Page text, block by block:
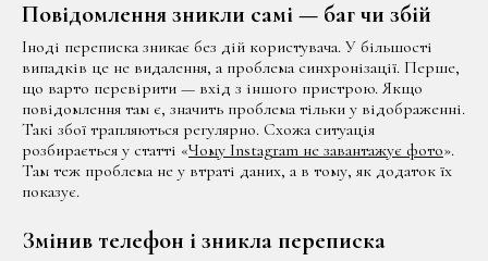
Повідомлення зникли самі — баг чи збій
Іноді переписка зникає без дій користувача. У більшості
випадків це не видалення, а проблема синхронізації. Перше,
що варто перевірити — вхід з іншого пристрою. Якщо
повідомлення там є, значить проблема тільки у відображенні.
Такі збої трапляються регулярно. Схожа ситуація
розбирається у статті «Чому Instagram не завантажує фото».
Там теж проблема не у втраті даних, а в тому, як додаток їх
показує.
Змінив телефон і зникла переписка